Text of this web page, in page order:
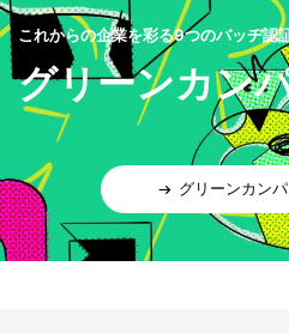
これからの企業を彩る9つのバッヂ認
グリーンカン
グリーンカン